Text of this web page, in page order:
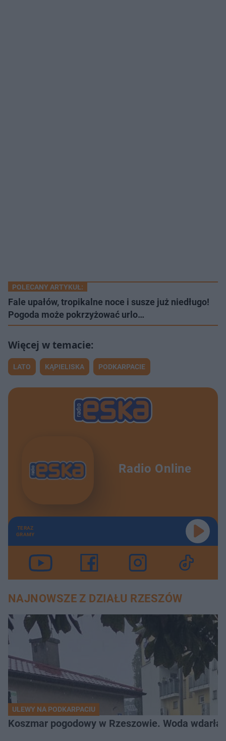
POLECANY ARTYKUŁ:
Fale upałów, tropikalne noce i susze już niedługo!
Pogoda może pokrzyżować urlo…
LATO KĄPIELISKA PODKARPACIE
Radio Online
TERAZ
GRAMY
NAJNOWSZE Z DZIAŁU RZESZÓW
ULEWY NA PODKARPACIU
Koszmar pogodowy w Rzeszowie. Woda